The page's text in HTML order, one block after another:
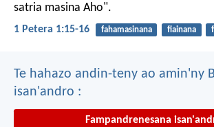
satria masina Aho".
1 Petera 1:15-16 fahamasinana fiainana
Te hahazo andin-teny ao amin'ny
isan'andro :
Fampandrenesana